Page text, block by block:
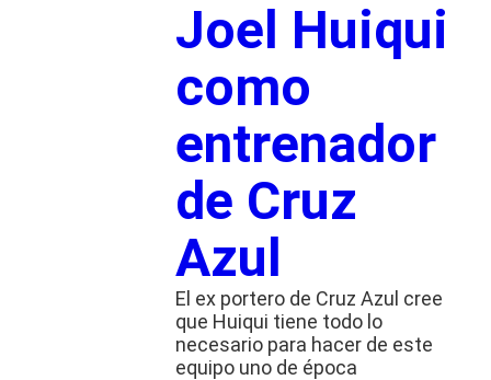
Joel Huiqui
como
entrenador
de Cruz
Azul
El ex portero de Cruz Azul cree
que Huiqui tiene todo lo
necesario para hacer de este
equipo uno de época